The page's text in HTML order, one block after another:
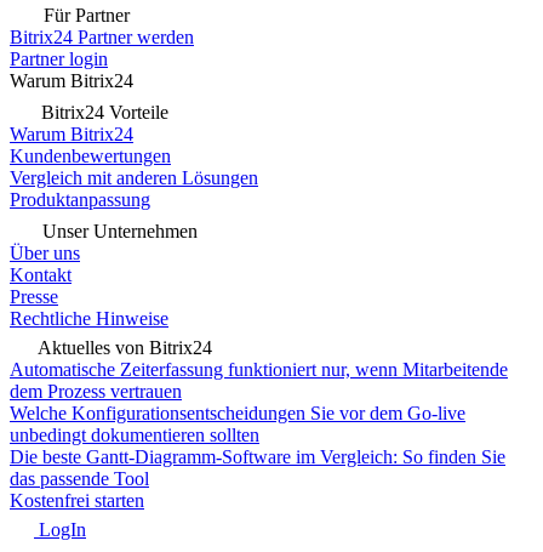
Für Partner
Bitrix24 Partner werden
Partner login
Warum Bitrix24
Bitrix24 Vorteile
Warum Bitrix24
Kundenbewertungen
Vergleich mit anderen Lösungen
Produktanpassung
Unser Unternehmen
Über uns
Kontakt
Presse
Rechtliche Hinweise
Aktuelles von Bitrix24
Automatische Zeiterfassung funktioniert nur, wenn Mitarbeitende
dem Prozess vertrauen
Welche Konfigurationsentscheidungen Sie vor dem Go-live
unbedingt dokumentieren sollten
Die beste Gantt-Diagramm-Software im Vergleich: So finden Sie
das passende Tool
Kostenfrei starten
LogIn